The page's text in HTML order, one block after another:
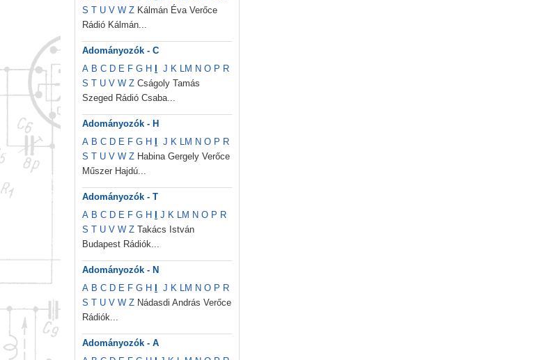
S T U V W Z Kálmán Éva Verőce
Rádió Kálmán...
Adományozók - C
A B C D E F G H J K LM N O P R
S T U V W Z Cságoly Tamás
Szeged Rádió Csaba...
Adományozók - H
A B C D E F G H J K LM N O P R
S T U V W Z Habina Gergely Verőce
Műszer Hajdú...
Adományozók - T
A B C D E F G H J K LM N O P R
S T U V W Z Takács István
Budapest Rádiók...
Adományozók - N
A B C D E F G H J K LM N O P R
S T U V W Z Nádasdi András Verőce
Rádiók...
Adományozók - A